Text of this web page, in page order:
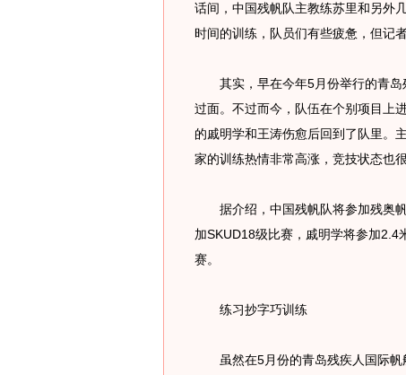
话间，中国残帆队主教练苏里和另外
时间的训练，队员们有些疲惫，但记
其实，早在今年5月份举行的青岛
过面。不过而今，队伍在个别项目
的戚明学和王涛伤愈后回到了队里。
家的训练热情非常高涨，竞技状态也很
据介绍，中国残帆队将参加残奥帆
加SKUD18级比赛，戚明学将参加
赛。
练习抄字巧训练
虽然在5月份的青岛残疾人国际帆